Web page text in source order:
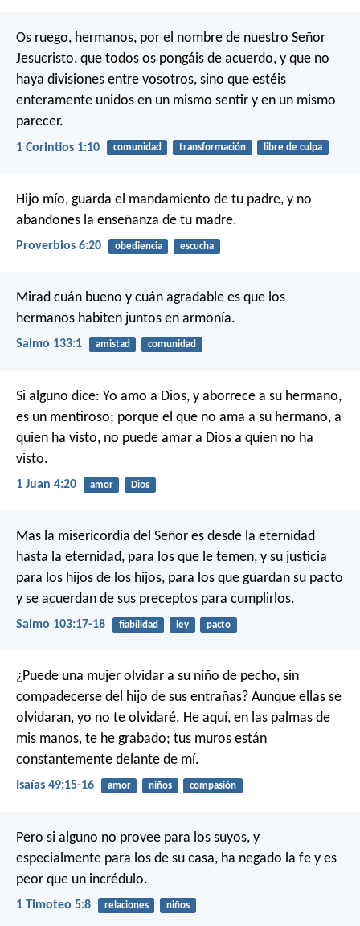
Os ruego, hermanos, por el nombre de nuestro Señor
Jesucristo, que todos os pongáis de acuerdo, y que no
haya divisiones entre vosotros, sino que estéis
enteramente unidos en un mismo sentir y en un mismo
parecer.
1 Corintios 1:10 comunidad transformación libre de culpa
Hijo mío, guarda el mandamiento de tu padre, y no
abandones la enseñanza de tu madre.
Proverbios 6:20 obediencia escucha
Mirad cuán bueno y cuán agradable es que los
hermanos habiten juntos en armonía.
Salmo 133:1 amistad comunidad
Si alguno dice: Yo amo a Dios, y aborrece a su hermano,
es un mentiroso; porque el que no ama a su hermano, a
quien ha visto, no puede amar a Dios a quien no ha
visto.
1 Juan 4:20 amor Dios
Mas la misericordia del Señor es desde la eternidad
hasta la eternidad, para los que le temen, y su justicia
para los hijos de los hijos, para los que guardan su pacto
y se acuerdan de sus preceptos para cumplirlos.
Salmo 103:17-18 fiabilidad ley pacto
¿Puede una mujer olvidar a su niño de pecho, sin
compadecerse del hijo de sus entrañas? Aunque ellas se
olvidaran, yo no te olvidaré. He aquí, en las palmas de
mis manos, te he grabado; tus muros están
constantemente delante de mí.
Isaías 49:15-16 amor niños compasión
Pero si alguno no provee para los suyos, y
especialmente para los de su casa, ha negado la fe y es
peor que un incrédulo.
1 Timoteo 5:8 relaciones niños